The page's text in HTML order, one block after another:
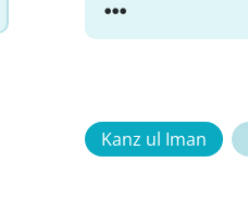
Kanz ul Iman